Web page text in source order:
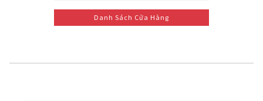
Danh Sách Cửa Hàng